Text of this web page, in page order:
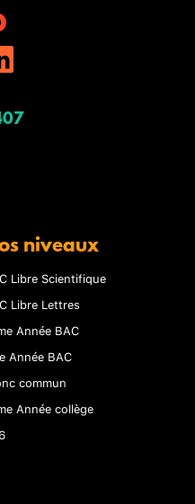
niveaux
Libre Scientifique
Libre Lettres
Année BAC
Année BAC
commun
Année collège